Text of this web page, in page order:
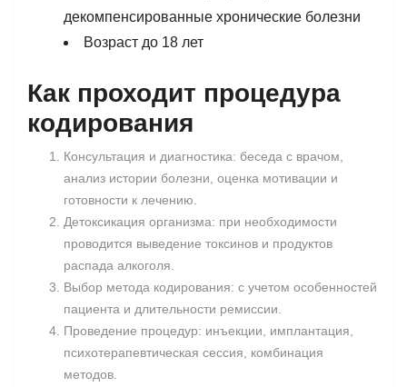
декомпенсированные хронические болезни
Возраст до 18 лет
Как проходит процедура
кодирования
Консультация и диагностика: беседа с врачом,
анализ истории болезни, оценка мотивации и
готовности к лечению.
Детоксикация организма: при необходимости
проводится выведение токсинов и продуктов
распада алкоголя.
Выбор метода кодирования: с учетом особенностей
пациента и длительности ремиссии.
Проведение процедур: инъекции, имплантация,
психотерапевтическая сессия, комбинация
методов.